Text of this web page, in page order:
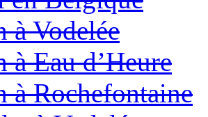
à Vodelée
à Eau d’Heure
à Rochefontaine